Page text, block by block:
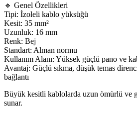
🔹 Genel Özellikleri
Tipi: İzoleli kablo yüksüğü
Kesit: 35 mm²
Uzunluk: 16 mm
Renk: Bej
Standart: Alman normu
Kullanım Alanı: Yüksek güçlü pano ve
Avantaj: Güçlü sıkma, düşük temas
bağlantı
Büyük kesitli kablolarda uzun ömürlü ve
sunar.